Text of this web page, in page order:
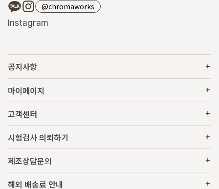
@chromaworks
Instagram
공지사항
마이페이지
고객센터
시험검사 의뢰하기
제조상담문의
해외 배송료 안내